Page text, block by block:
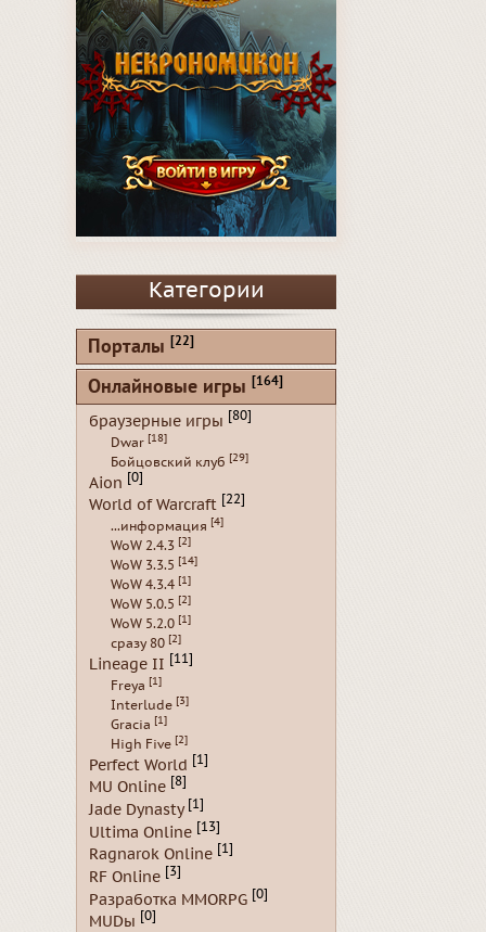
Категории
Порталы [22]
Онлайновые игры [164]
браузерные игры [80]
Dwar [18]
Бойцовский клуб [29]
Aion [0]
World of Warcraft [22]
...информация [4]
WoW 2.4.3 [2]
WoW 3.3.5 [14]
WoW 4.3.4 [1]
WoW 5.0.5 [2]
WoW 5.2.0 [1]
сразу 80 [2]
Lineage II [11]
Freya [1]
Interlude [3]
Gracia [1]
High Five [2]
Perfect World [1]
MU Online [8]
Jade Dynasty [1]
Ultima Online [13]
Ragnarok Online [1]
RF Online [3]
Разработка MMORPG [0]
MUDы [0]